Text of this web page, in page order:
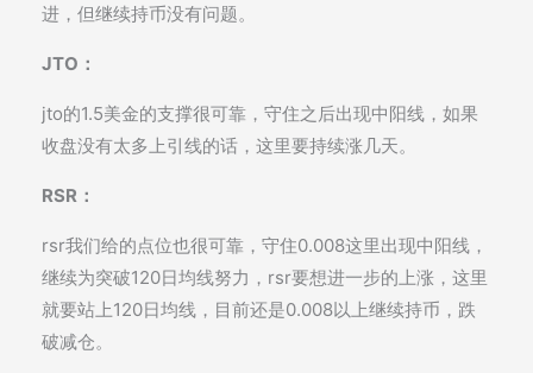
进，但继续持币没有问题。
JTO：
jto的1.5美金的支撑很可靠，守住之后出现中阳线，如果
收盘没有太多上引线的话，这里要持续涨几天。
RSR：
rsr我们给的点位也很可靠，守住0.008这里出现中阳线，
继续为突破120日均线努力，rsr要想进一步的上涨，这里
就要站上120日均线，目前还是0.008以上继续持币，跌
破减仓。